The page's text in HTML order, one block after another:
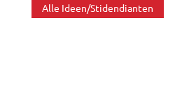
Alle Ideen/Stidendianten